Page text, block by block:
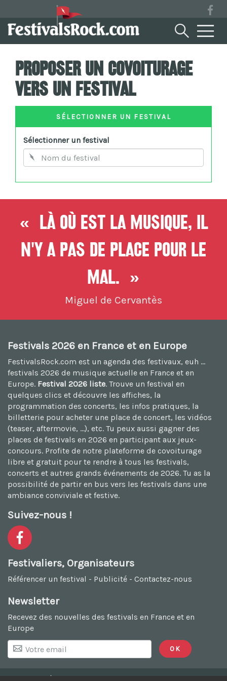
Proposer un covoiturage
vers un festival
SÉLECTIONNER UN FESTIVAL
Sélectionner un festival
« Là où est la musique, il
n'y a pas de place pour le
mal. »
Miguel de Cervantès
Festivals 2026 en France et en Europe
FestivalsRock.com est un agenda des festivaux, euh ...
festivals 2026 de musique actuelle en France et en
Europe. Festival 2026 liste. Trouve un festival en
quelques clics et découvre les affiches, la
programmation des concerts, les infos pratiques, la
billetterie pour acheter une place de concert, les vidéos
(teaser, aftermovie, ...), etc. Tu peux aussi gagner des
places de festivals en 2026 en participant aux jeux-
concours. Profite de notre plateforme de covoiturage
libre et gratuit pour te rendre à tous les festivals,
concerts et autres grands événements de 2026. Tu as la
possibilité de partir en bus vers les festivals dans une
ambiance conviviale et festive.
Suivez-nous !
Festivaliers, Organisateurs
Référencer un festival - Publicité - Contactez-nous
Newsletter
Recevez des nouvelles des festivals en France et en
Europe
Mentions légales